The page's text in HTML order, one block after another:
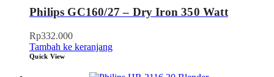
Philips GC160/27 – Dry Iron 350 Watt
Rp332.000
Tambah ke keranjang
Quick View